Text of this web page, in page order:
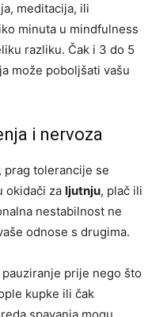
meditacija, ili
minuta u mindfulness
razliku. Čak i 3 do 5
može poboljšati vašu
i nervoza
prag tolerancije se
okidači za ljutnju, plač ili
nestabilnost ne
odnose s drugima.
prije nego što
kupke ili čak